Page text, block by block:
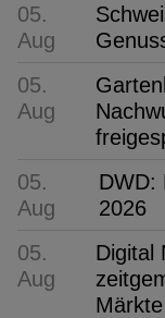
05.
Aug
05.
Aug
05.
Aug
DWD:
2026
05.
Aug
Digital
Märkte